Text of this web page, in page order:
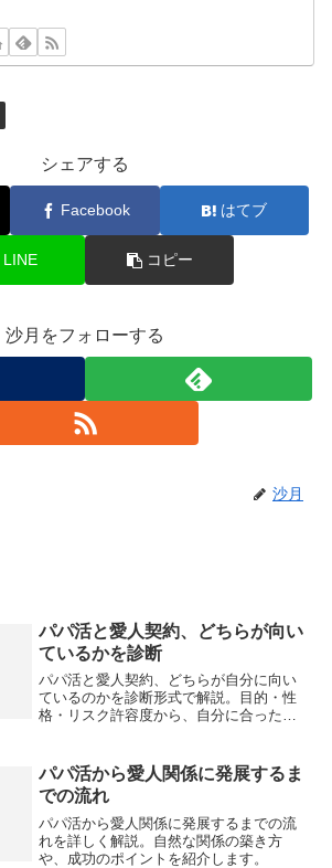
シェアする
Facebook はてブ
LINE コピー
沙月をフォローする
沙月
パパ活と愛人契約、どちらが向い
ているかを診断
パパ活と愛人契約、どちらが自分に向い
ているのかを診断形式で解説。目的・性
格・リスク許容度から、自分に合った関
パパ活から愛人関係に発展するま
での流れ
パパ活から愛人関係に発展するまでの流
れを詳しく解説。自然な関係の築き方
や、成功のポイントを紹介します。